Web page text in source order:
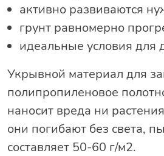
активно развиваются
грунт равномерно
идеальные условия для
Укрывной материал для
полипропиленовое
наносит вреда ни
они погибают без света,
составляет 50-60 г/м2.